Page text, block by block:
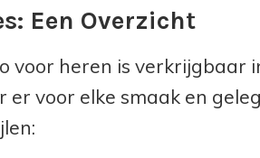
Een Overzicht
voor heren is verkrijgbaar
voor elke smaak en